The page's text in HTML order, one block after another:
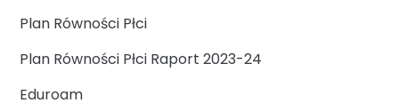
Plan Równości Płci
Plan Równości Płci Raport 2023-24
Eduroam